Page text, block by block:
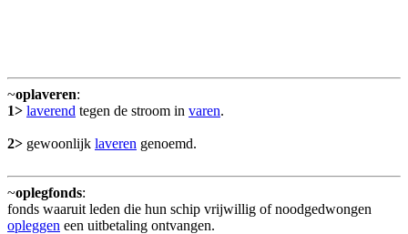
~oplaveren:
1> laverend tegen de stroom in varen.
2> gewoonlijk laveren genoemd.
~oplegfonds:
fonds waaruit leden die hun schip vrijwillig of noodgedwongen
opleggen een uitbetaling ontvangen.